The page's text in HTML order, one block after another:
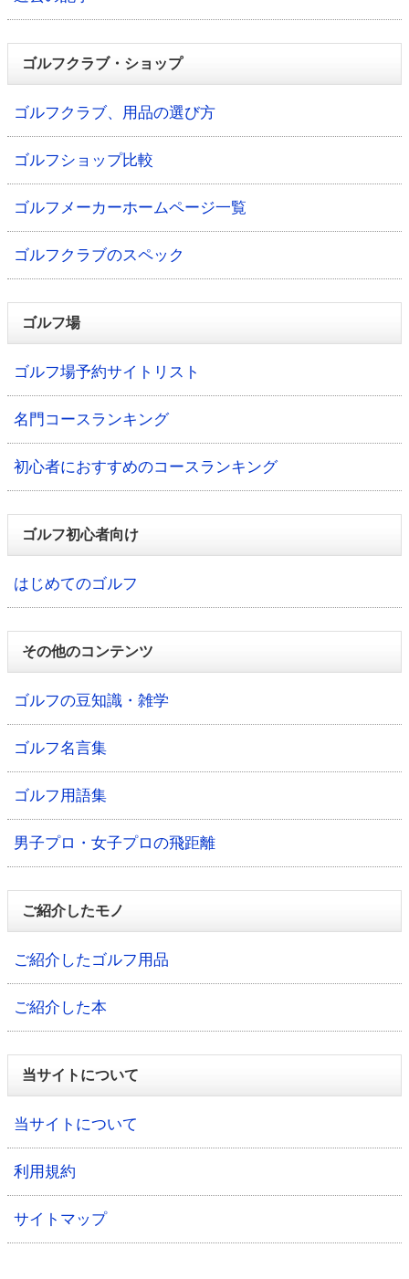
ゴルフクラブ・ショップ
ゴルフクラブ、用品の選び方
ゴルフショップ比較
ゴルフメーカーホームページ一覧
ゴルフクラブのスペック
ゴルフ場
ゴルフ場予約サイトリスト
名門コースランキング
初心者におすすめのコースランキング
ゴルフ初心者向け
はじめてのゴルフ
その他のコンテンツ
ゴルフの豆知識・雑学
ゴルフ名言集
ゴルフ用語集
男子プロ・女子プロの飛距離
ご紹介したモノ
ご紹介したゴルフ用品
ご紹介した本
当サイトについて
当サイトについて
利用規約
サイトマップ